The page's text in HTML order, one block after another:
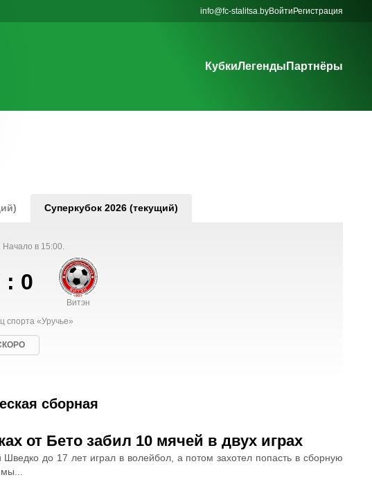
info@fc-stalitsa.byВойти Регистрация
КубкиЛегенды Партнёры
Суперкубок 2026 (текущий)
Начало в 15:00.
: 0
Витэн
спорта «Уручье»
сборная
от Бето забил 10 мячей в двух играх
до 17 лет играл в волейбол, а потом захотел попасть в сборную